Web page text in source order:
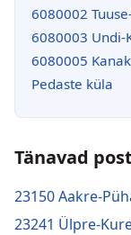
6080002
6080003 Undi-
6080005
Pedaste küla
Tänavad
23150 Aakre-
23241 Ülpre-